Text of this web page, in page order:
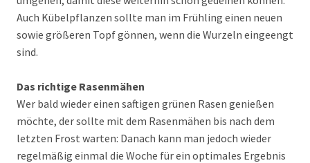
Auch Kübelpflanzen sollte man im Frühling einen neuen
sowie größeren Topf gönnen, wenn die Wurzeln eingeengt
sind.
Das richtige Rasenmähen
Wer bald wieder einen saftigen grünen Rasen genießen
möchte, der sollte mit dem Rasenmähen bis nach dem
letzten Frost warten: Danach kann man jedoch wieder
regelmäßig einmal die Woche für ein optimales Ergebnis